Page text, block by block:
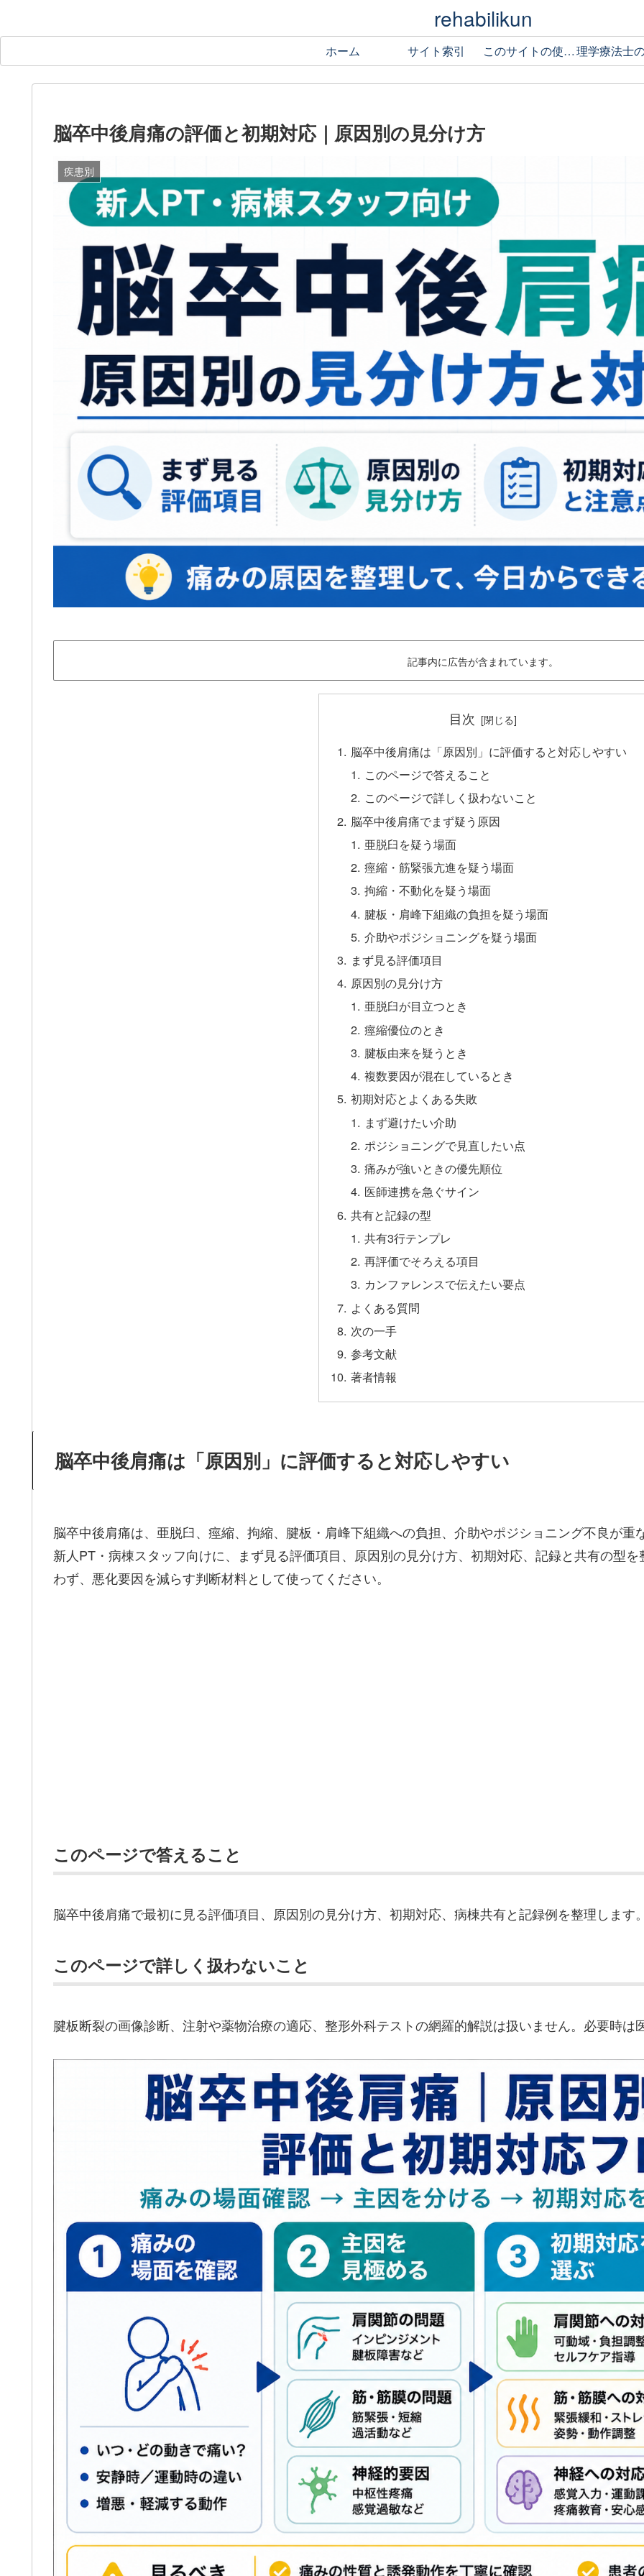
rehabilikun
ホーム サイト索引 このサイトの使い方
脳卒中後肩痛の評価と初期対応｜原因別の見分け方
疾患別
記事内に広告が含まれています。
目次
脳卒中後肩痛は「原因別」に評価すると対応しやすい
このページで答えること
このページで詳しく扱わないこと
脳卒中後肩痛でまず疑う原因
亜脱臼を疑う場面
痙縮・筋緊張亢進を疑う場面
拘縮・不動化を疑う場面
腱板・肩峰下組織の負担を疑う場面
介助やポジショニングを疑う場面
まず見る評価項目
原因別の見分け方
亜脱臼が目立つとき
痙縮優位のとき
腱板由来を疑うとき
複数要因が混在しているとき
初期対応とよくある失敗
まず避けたい介助
ポジショニングで見直したい点
痛みが強いときの優先順位
医師連携を急ぐサイン
共有と記録の型
共有3行テンプレ
再評価でそろえる項目
カンファレンスで伝えたい要点
よくある質問
次の一手
参考文献
著者情報
脳卒中後肩痛は「原因別」に評価すると対応しやすい
脳卒中後肩痛は、亜脱臼、痙縮、拘縮、腱板・肩峰下組織への負担、介助やポジショニング不良が
新人PT・病棟スタッフ向けに、まず見る評価項目、原因別の見分け方、初期対応、記録と共有の型
わず、悪化要因を減らす判断材料として使ってください。
このページで答えること
脳卒中後肩痛で最初に見る評価項目、原因別の見分け方、初期対応、病棟共有と記録例を整理します
このページで詳しく扱わないこと
腱板断裂の画像診断、注射や薬物治療の適応、整形外科テストの網羅的解説は扱いません。必要時